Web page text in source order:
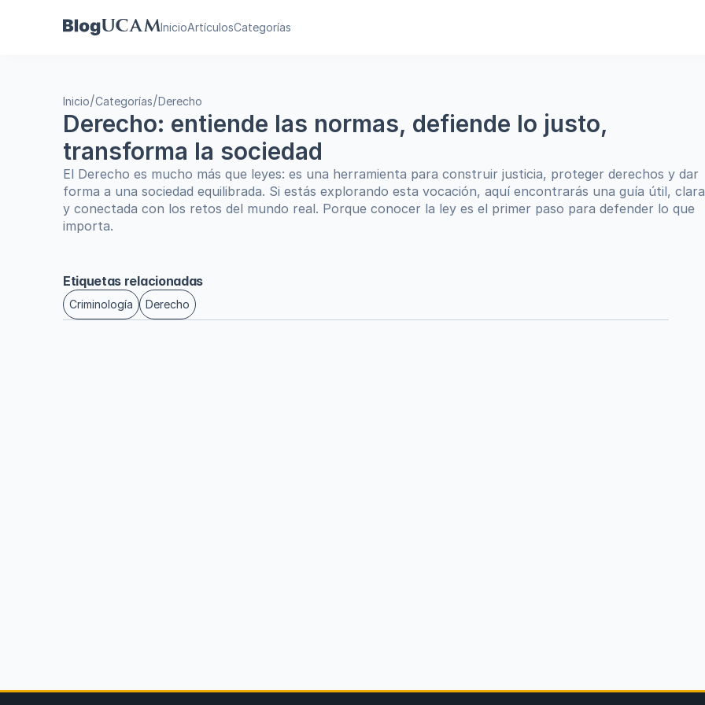
InicioArtículosCategorías
Inicio/Categorías/Derecho
Derecho: entiende las normas, defiende lo justo,
transforma la sociedad
El Derecho es mucho más que leyes: es una herramienta para construir justicia, proteger derechos y dar
forma a una sociedad equilibrada. Si estás explorando esta vocación, aquí encontrarás una guía útil, clara
y conectada con los retos del mundo real. Porque conocer la ley es el primer paso para defender lo que
importa.
Etiquetas relacionadas
Criminología Derecho